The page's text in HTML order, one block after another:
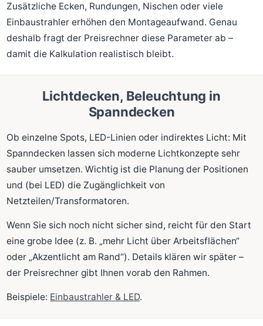
Zusätzliche Ecken, Rundungen, Nischen oder viele
Einbaustrahler erhöhen den Montageaufwand. Genau
deshalb fragt der Preisrechner diese Parameter ab –
damit die Kalkulation realistisch bleibt.
Lichtdecken, Beleuchtung in
Spanndecken
Ob einzelne Spots, LED-Linien oder indirektes Licht: Mit
Spanndecken lassen sich moderne Lichtkonzepte sehr
sauber umsetzen. Wichtig ist die Planung der Positionen
und (bei LED) die Zugänglichkeit von
Netzteilen/Transformatoren.
Wenn Sie sich noch nicht sicher sind, reicht für den Start
eine grobe Idee (z. B. „mehr Licht über Arbeitsflächen“
oder „Akzentlicht am Rand“). Details klären wir später –
der Preisrechner gibt Ihnen vorab den Rahmen.
Beispiele: Einbaustrahler & LED.